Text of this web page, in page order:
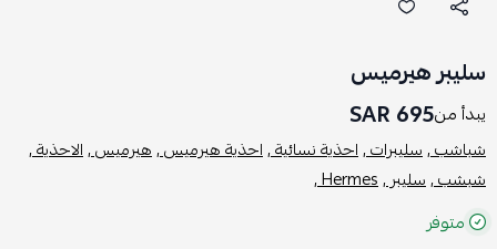
سليبر هيرميس
يبدأ من695 SAR
شباشب ,سليبرات ,احذية نسائية ,احذية هيرميس ,هيرميس ,الاحذية ,
شبشب ,سليبر ,Hermes ,
متوفر